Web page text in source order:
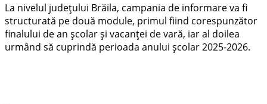
La nivelul județului Brăila, campania de informare va fi
structurată pe două module, primul fiind corespunzător
finalului de an școlar și vacanței de vară, iar al doilea
urmând să cuprindă perioada anului școlar 2025-2026.